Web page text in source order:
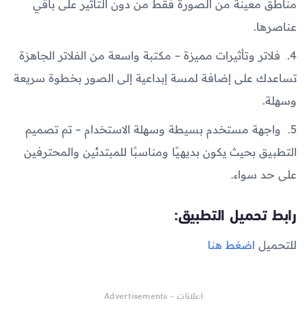
مناطق معينة من الصورة فقط من دون التأثير على باقي
عناصرها.
4. فلاتر وتأثيرات مميزة – مكتبة واسعة من الفلاتر الجاهزة
تساعدك على إضافة لمسة إبداعية إلى الصور بخطوة سريعة
وسهلة.
5. واجهة مستخدم بسيطة وسهلة الاستخدام – تم تصميم
التطبيق بحيث يكون بديهيًا ومناسبًا للمبتدئين والمحترفين
على حد سواء.
رابط تحميل التطبيق:
للتحميل اضغط هنا
اعلانات - Advertisements